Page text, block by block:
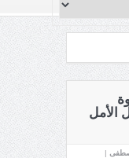
الأمل
|